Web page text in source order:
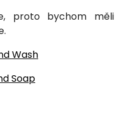
proto bychom měli
Wash
Soap